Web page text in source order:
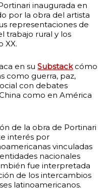
inaugurada en
por la obra del artista
representaciones de
trabajo rural y los
XX.
en suSubstackcómo
como guerra, paz,
con debates
como en América
de la obra de Portinari
interés por
vinculadas
nacionales
fue interpretada
de los intercambios
latinoamericanos.